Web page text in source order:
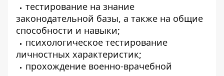
тестирование на знание
законодательной базы, а также на общие
способности и навыки;
психологическое тестирование
личностных характеристик;
прохождение военно-врачебной